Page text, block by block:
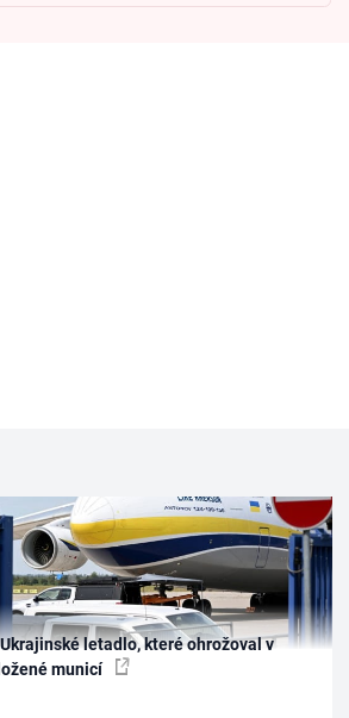
letadlo, které ohrožoval v
municí